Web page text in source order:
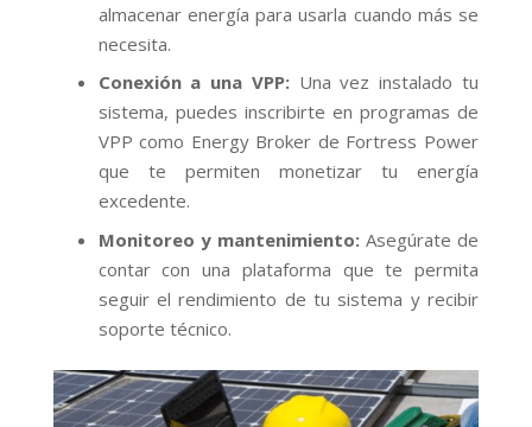
almacenar energía para usarla cuando más se
necesita.
Conexión a una VPP:Una vez instalado tu
sistema, puedes inscribirte en programas de
VPP como Energy Broker de Fortress Power
que te permiten monetizar tu energía
excedente.
Monitoreo y mantenimiento:Asegúrate de
contar con una plataforma que te permita
seguir el rendimiento de tu sistema y recibir
soporte técnico.